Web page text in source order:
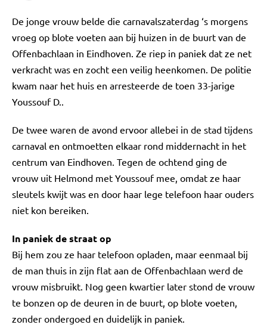
De jonge vrouw belde die carnavalszaterdag ‘s morgens
vroeg op blote voeten aan bij huizen in de buurt van de
Offenbachlaan in Eindhoven. Ze riep in paniek dat ze net
verkracht was en zocht een veilig heenkomen. De politie
kwam naar het huis en arresteerde de toen 33-jarige
Youssouf D..
De twee waren de avond ervoor allebei in de stad tijdens
carnaval en ontmoetten elkaar rond middernacht in het
centrum van Eindhoven. Tegen de ochtend ging de
vrouw uit Helmond met Youssouf mee, omdat ze haar
sleutels kwijt was en door haar lege telefoon haar ouders
niet kon bereiken.
In paniek de straat op
Bij hem zou ze haar telefoon opladen, maar eenmaal bij
de man thuis in zijn flat aan de Offenbachlaan werd de
vrouw misbruikt. Nog geen kwartier later stond de vrouw
te bonzen op de deuren in de buurt, op blote voeten,
zonder ondergoed en duidelijk in paniek.